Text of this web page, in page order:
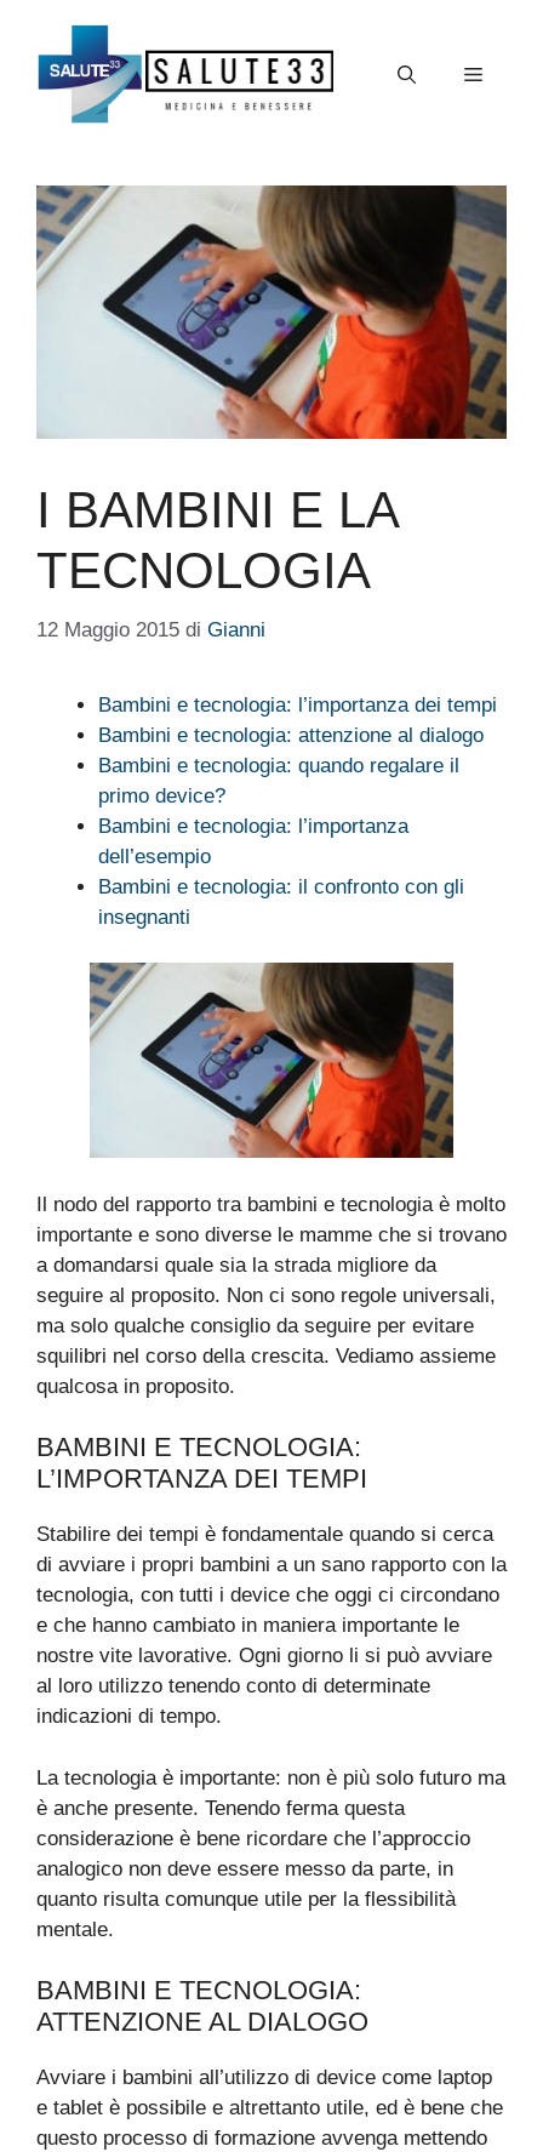
contenuto
Menu
I BAMBINI E LA
TECNOLOGIA
12 Maggio 2015 di Gianni
Bambini e tecnologia: l’importanza dei tempi
Bambini e tecnologia: attenzione al dialogo
Bambini e tecnologia: quando regalare il
primo device?
Bambini e tecnologia: l’importanza
dell’esempio
Bambini e tecnologia: il confronto con gli
insegnanti
Il nodo del rapporto tra bambini e tecnologia è molto
importante e sono diverse le mamme che si trovano
a domandarsi quale sia la strada migliore da
seguire al proposito. Non ci sono regole universali,
ma solo qualche consiglio da seguire per evitare
squilibri nel corso della crescita. Vediamo assieme
qualcosa in proposito.
BAMBINI E TECNOLOGIA:
L’IMPORTANZA DEI TEMPI
Stabilire dei tempi è fondamentale quando si cerca
di avviare i propri bambini a un sano rapporto con la
tecnologia, con tutti i device che oggi ci circondano
e che hanno cambiato in maniera importante le
nostre vite lavorative. Ogni giorno li si può avviare
al loro utilizzo tenendo conto di determinate
indicazioni di tempo.
La tecnologia è importante: non è più solo futuro ma
è anche presente. Tenendo ferma questa
considerazione è bene ricordare che l’approccio
analogico non deve essere messo da parte, in
quanto risulta comunque utile per la flessibilità
mentale.
BAMBINI E TECNOLOGIA:
ATTENZIONE AL DIALOGO
Avviare i bambini all’utilizzo di device come laptop
e tablet è possibile e altrettanto utile, ed è bene che
questo processo di formazione avvenga mettendo